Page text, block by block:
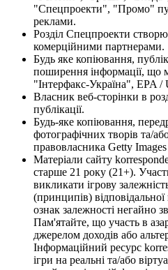
"Спецпроекти", "Промо"
реклами.
Розділ Спецпроекти
комерційними партнерами.
Будь яке копіювання,
поширення інформації, що
"Інтерфакс-Україна", EPA /
Власник веб-сторінки в
публікації.
Будь-яке копіювання,
фотографічних творів та/
правовласника Getty
Матеріали сайту
старше 21 року (21+).
викликати ігрову
(принципів)
ознак залежності негайно
Пам'ятайте, що участь в
джерелом доходів або
Інформаційний ресурс
ігри на реальні та/або